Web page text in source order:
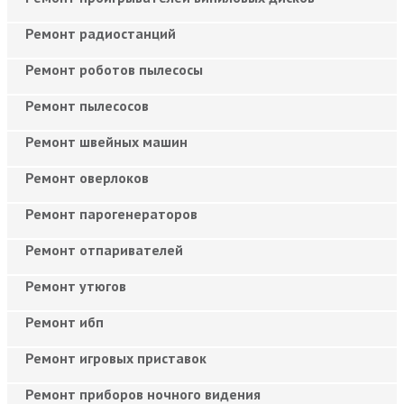
Ремонт радиостанций
Ремонт роботов пылесосы
Ремонт пылесосов
Ремонт швейных машин
Ремонт оверлоков
Ремонт парогенераторов
Ремонт отпаривателей
Ремонт утюгов
Ремонт ибп
Ремонт игровых приставок
Ремонт приборов ночного видения